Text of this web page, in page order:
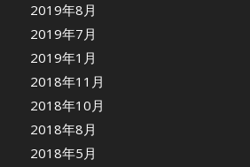
2019年8月
2019年7月
2019年1月
2018年11月
2018年10月
2018年8月
2018年5月